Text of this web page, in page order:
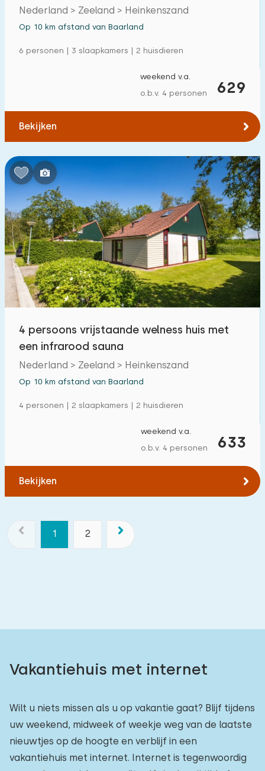
Nederland > Zeeland > Heinkenszand
Op 10 km afstand van Baarland
6 personen | 3 slaapkamers | 2 huisdieren
629
weekend v.a.
o.b.v. 4 personen
Bekijken
4 persoons vrijstaande welness huis met
een infrarood sauna
Nederland > Zeeland > Heinkenszand
Op 10 km afstand van Baarland
4 personen | 2 slaapkamers | 2 huisdieren
633
weekend v.a.
o.b.v. 4 personen
Bekijken
1 2
Vakantiehuis met internet
Wilt u niets missen als u op vakantie gaat? Blijf tijdens
uw weekend, midweek of weekje weg van de laatste
nieuwtjes op de hoogte en verblijf in een
vakantiehuis met internet. Internet is tegenwoordig